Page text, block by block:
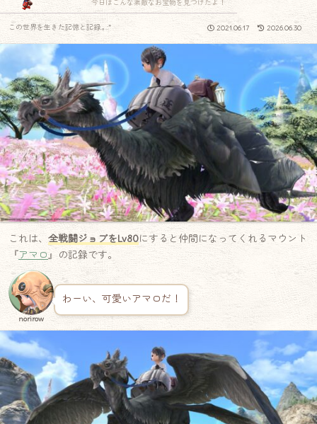
今日はこんな素敵なお宝物を見つけたよ！
2021.06.17 2026.06.30
この世界を生きた記憶と記録.｡.:*
これは、 全戦闘ジョブをLv80にすると仲間になってくれるマウント
『アマロ』の記録です。
norirow
わーい、可愛いアマロだ！